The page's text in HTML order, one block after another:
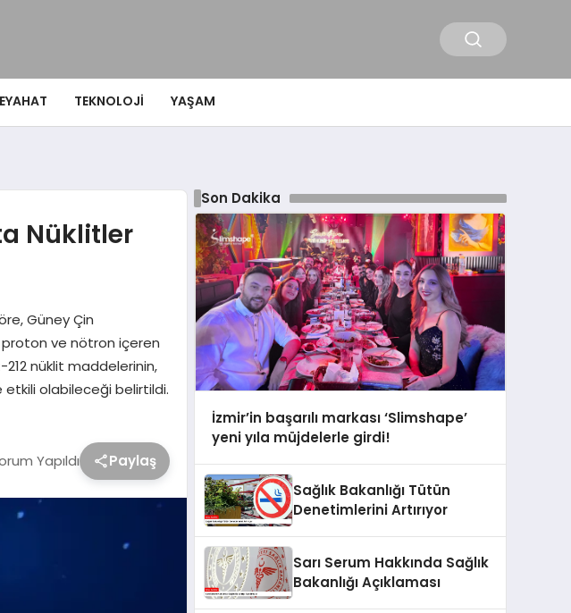
TEKNOLOJI YAŞAM
Nüklitler
Güney Çin
proton ve nötron içeren
212 nüklit maddelerinin,
olabileceği belirtildi.
Yapıldı Paylaş
Son Dakika
İzmir’in başarılı markası ‘Slimshape’
yeni yıla müjdelerle girdi!
Sağlık Bakanlığı Tütün
Denetimlerini Artırıyor
Sarı Serum Hakkında Sağlık
Bakanlığı Açıklaması